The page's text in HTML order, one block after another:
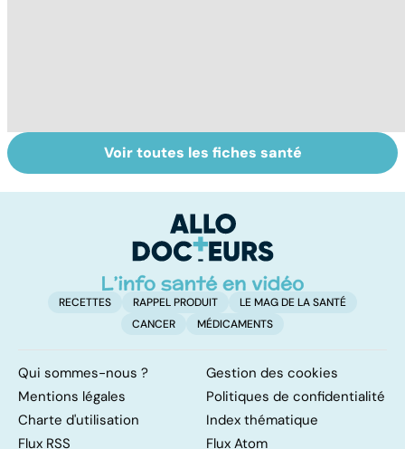
Covid-19 : tout
savoir sur la
Variole du singe :
symptômes,
traitements
Voir toutes les fiches santé
RECETTES RAPPEL PRODUIT
LE MAG DE LA SANTÉ
CANCER
MÉDICAMENTS
Qui sommes-nous ?
Gestion des cookies
Mentions légales
Politiques de confidentialité
Charte d'utilisation
Index thématique
Flux RSS
Flux Atom